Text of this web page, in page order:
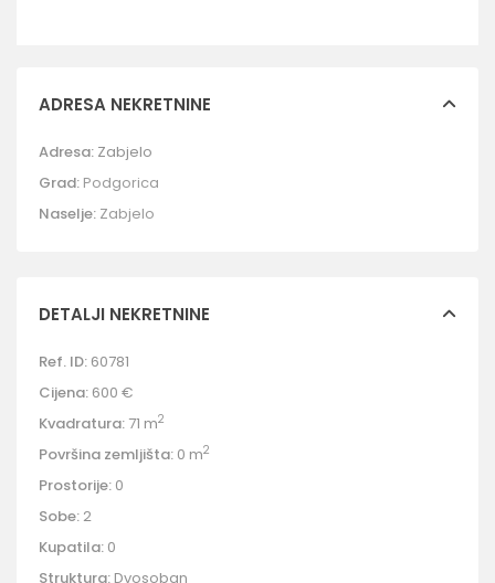
ADRESA NEKRETNINE
Adresa: Zabjelo
Grad: Podgorica
Naselje: Zabjelo
DETALJI NEKRETNINE
Ref. ID: 60781
Cijena: 600 €
Kvadratura: 71 m2
Površina zemljišta: 0 m2
Prostorije: 0
Sobe: 2
Kupatila: 0
Struktura: Dvosoban